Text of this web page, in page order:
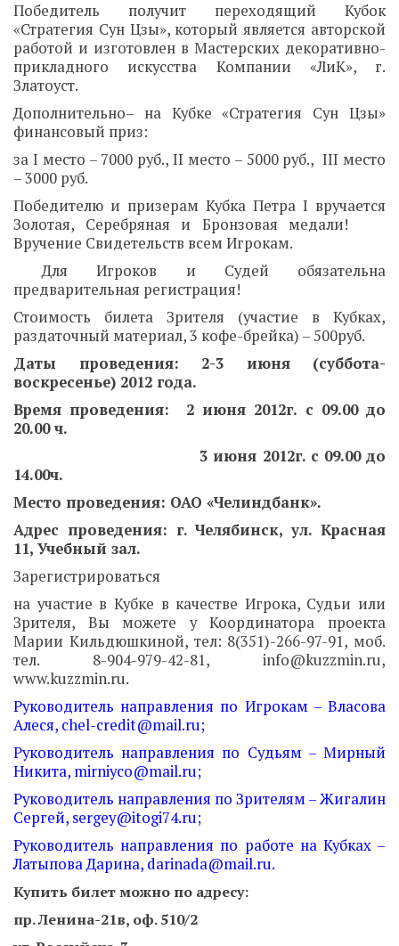
Победитель получит переходящий Кубок
«Стратегия Сун Цзы», который является авторской
работой и изготовлен в Мастерских декоративно-
прикладного искусства Компании «ЛиК», г.
Златоуст.
Дополнительно– на Кубке «Стратегия Сун Цзы»
финансовый приз:
за I место – 7000 руб., II место – 5000 руб., III место
– 3000 руб.
Победителю и призерам Кубка Петра I вручается
Золотая, Серебряная и Бронзовая медали!
Вручение Свидетельств всем Игрокам.
Для Игроков и Судей обязательна
предварительная регистрация!
Стоимость билета Зрителя (участие в Кубках,
раздаточный материал, 3 кофе-брейка) – 500руб.
Даты проведения: 2-3 июня (суббота-
воскресенье) 2012 года.
Время проведения: 2 июня 2012г. с 09.00 до
20.00 ч.
3 июня 2012г. с 09.00 до
14.00ч.
Место проведения: ОАО «Челиндбанк».
Адрес проведения: г. Челябинск, ул. Красная
11, Учебный зал.
Зарегистрироваться
на участие в Кубке в качестве Игрока, Судьи или
Зрителя, Вы можете у Координатора проекта
Марии Кильдюшкиной, тел: 8(351)-266-97-91, моб.
тел. 8-904-979-42-81, info@kuzzmin.ru,
www.kuzzmin.ru.
Руководитель направления по Игрокам – Власова
Алеся, chel-credit@mail.ru;
Руководитель направления по Судьям – Мирный
Никита, mirniyco@mail.ru;
Руководитель направления по Зрителям – Жигалин
Сергей, sergey@itogi74.ru;
Руководитель направления по работе на Кубках –
Латыпова Дарина, darinada@mail.ru.
Купить билет можно по адресу:
пр. Ленина-21в, оф. 510/2